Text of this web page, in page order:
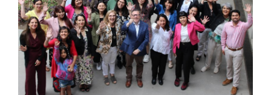
Académicos
Funcionarios
Alumni